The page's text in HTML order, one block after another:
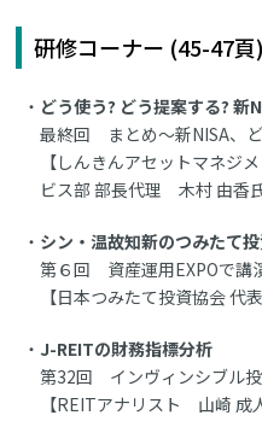
研修コーナー (45-47頁)
どう使う? どう提案する? 新
最終回 まとめ～新NISA、
【しんきんアセットマネジ
ビス部 部長代理 木村 由香氏
シン・温故知新のつみたて
第６回 資産運用EXPOで講
【日本つみたて投資協会 代
J-REITの財務指標分析
第32回 インヴィンシブル
【REITアナリスト 山崎 成